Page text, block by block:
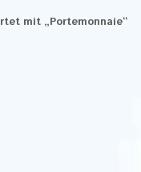
mit „Portemonnaie“